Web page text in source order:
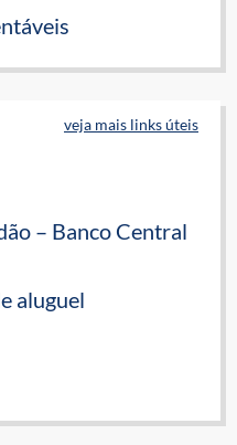
veja mais links úteis
– Banco Central
aluguel